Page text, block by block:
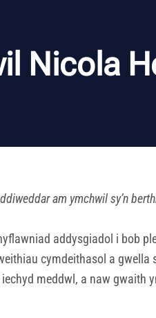
Nicola
am ymchwil sy’n
addysgiadol i bob
cymdeithasol a
meddwl, a naw gwaith